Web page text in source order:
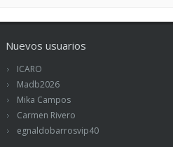
Nuevos usuarios
ICARO
Madb2026
Mika Campos
Carmen Rivero
egnaldobarrosvip40